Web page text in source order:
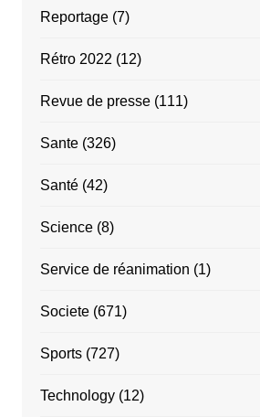
Reportage(7)
Rétro 2022 (12)
Revue de presse(111)
Sante(326)
Santé(42)
Science(8)
Service de réanimation (1)
Societe(671)
Sports(727)
Technology(12)